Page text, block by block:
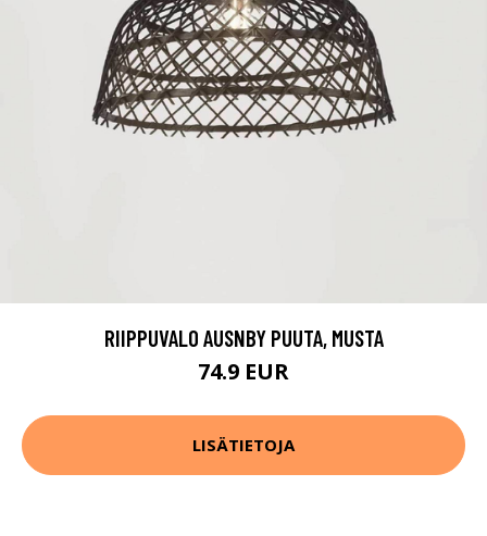
RIIPPUVALO AUSNBY PUUTA, MUSTA
74.9 EUR
LISÄTIETOJA